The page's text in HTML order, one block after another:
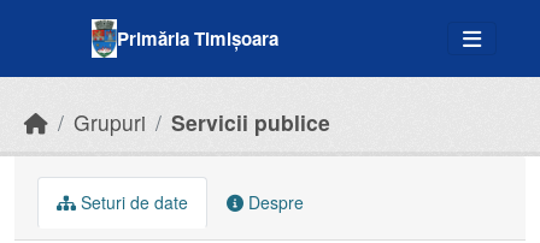
Primăria Timișoara
Grupuri Servicii publice
Seturi de date Despre